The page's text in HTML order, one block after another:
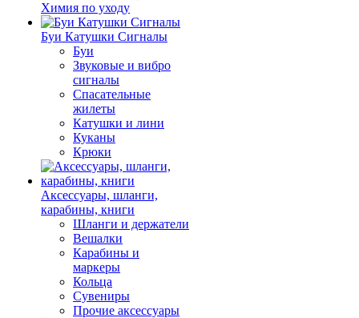
Химия по уходу
Буи Катушки Сигналы
Буи
Звуковые и вибро
сигналы
Спасательные
жилеты
Катушки и лини
Куканы
Крюки
Аксессуары, шланги,
карабины, книги
Шланги и держатели
Вешалки
Карабины и
маркеры
Кольца
Сувениры
Прочие аксессуары